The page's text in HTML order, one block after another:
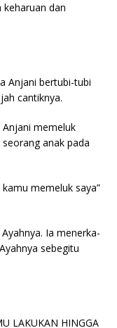
dan
Anjani bertubi-tubi
cantiknya.
memeluk
anak pada
memeluk saya”
Ia menerka-
sebegitu
LAKUKAN HINGGA